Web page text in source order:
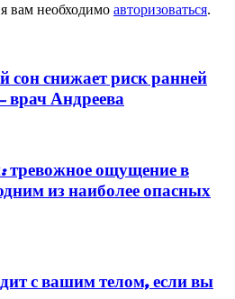
вам необходимо авторизоваться.
снижает риск ранней
врач Андреева
тревожное ощущение в
из наиболее опасных
с вашим телом, если вы